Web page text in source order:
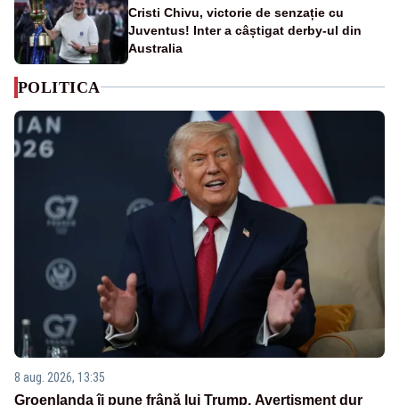
Cristi Chivu, victorie de senzație cu
Juventus! Inter a câștigat derby-ul din
Australia
POLITICA
8 aug. 2026, 13:35
Groenlanda îi pune frână lui Trump. Avertisment dur